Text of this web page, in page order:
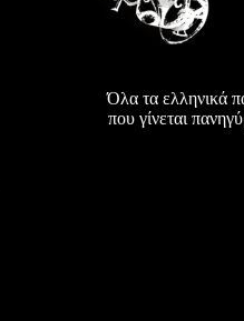
Όλα τα ελληνικά
που γίνεται